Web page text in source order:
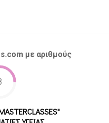
με αριθμούς